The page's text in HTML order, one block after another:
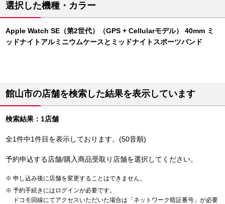
選択した機種・カラー
Apple Watch SE（第2世代）（GPS + Cellularモデル） 40mm ミ
ッドナイトアルミニウムケースとミッドナイトスポーツバンド
館山市の店舗を検索した結果を表示しています
検索結果：1店舗
全1件中1件目を表示しております。(50音順)
予約申込する店舗/購入商品受取り店舗を選択してください。
申し込み後に店舗を変更することはできません。
予約手続きにはログインが必要です。
ドコモ回線にてアクセスいただいた場合は「ネットワーク暗証番号」が必要